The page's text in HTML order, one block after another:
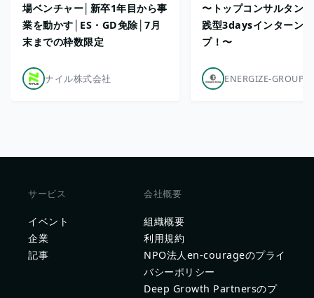
場ベンチャー│新卒1年目から事
業を動かす│ES・GD免除│7月
末までの枠数限定
ナイル株式会社
〜トップコンサルタン
践型3daysインターン
プ！〜
ENERGIZE-GROUP
サービス
イベント
企業
記事
会社概要
組織概要
利用規約
NPO法人en-courageのプライ
バシーポリシー
Deep Growth Partnersのプ